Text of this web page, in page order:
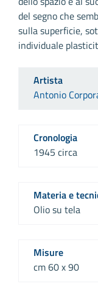
del segno che
sulla superficie,
individuale
Artista
Antonio
Cronologia
1945 circa
Materia e
Olio su tela
Misure
cm 60 x 90